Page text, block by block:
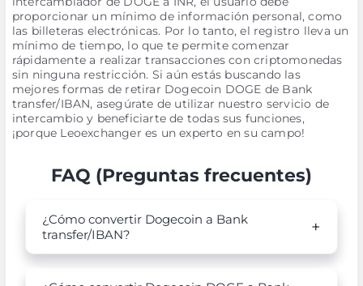
proporcionar un mínimo de información personal, como
las billeteras electrónicas. Por lo tanto, el registro lleva un
mínimo de tiempo, lo que te permite comenzar
rápidamente a realizar transacciones con criptomonedas
sin ninguna restricción. Si aún estás buscando las
mejores formas de retirar Dogecoin DOGE de Bank
transfer/IBAN, asegúrate de utilizar nuestro servicio de
intercambio y beneficiarte de todas sus funciones,
¡porque Leoexchanger es un experto en su campo!
FAQ (Preguntas frecuentes)
¿Cómo convertir Dogecoin a Bank
transfer/IBAN?